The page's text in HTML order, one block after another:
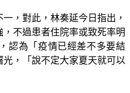
，對此，林奏延今日指出，
不過患者住院率或致死率明
認為「疫情已經差不多要結
，「說不定大家夏天就可以